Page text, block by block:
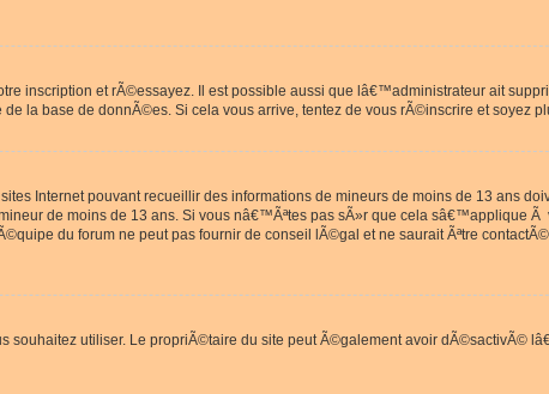
inscription et rÃ©essayez. Il est possible aussi que lâ€™administrateur ait
la base de donnÃ©es. Si cela vous arrive, tentez de vous rÃ©inscrire et soyez
Internet pouvant recueillir des informations de mineurs de moins de 13 ans
de moins de 13 ans. Si vous nâ€™Ãªtes pas sÃ»r que cela sâ€™applique Ã
du forum ne peut pas fournir de conseil lÃ©gal et ne saurait Ãªtre
souhaitez utiliser. Le propriÃ©taire du site peut Ã©galement avoir dÃ©sactivÃ©